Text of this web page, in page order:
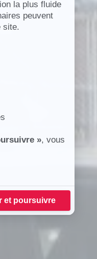
la plus fluide
peuvent
site.
», vous
et poursuivre